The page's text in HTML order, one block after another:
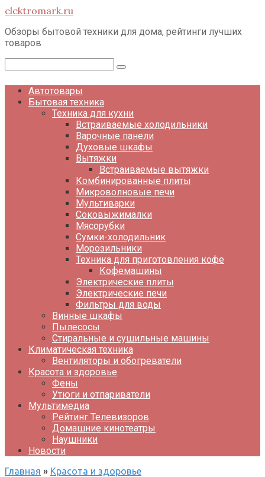
Перейти
контенту
elektromark.ru
Обзоры бытовой техники для дома, рейтинги лучших
товаров
Автотовары
Бытовая техника
Техника для кухни
Встраиваемые холодильники
Варочные панели
Духовые шкафы
Вытяжки
Встраиваемые вытяжки
Комбинированные плиты
Микроволновые печи
Мультиварки
Соковыжималки
Мясорубки
Сумки-холодильник
Морозильники
Техника для приготовления кофе
Кофемашины
Электрические плиты
Электрические печи
Фильтры для воды
Винные шкафы
Пылесосы
Стиральные и сушильные машины
Климатическая техника
Вентиляторы и обогреватели
Красота и здоровье
Фены
Утюги и отпариватели
Мультимедиа
Рейтинг Телевизоров
Домашние кинотеатры
Наушники
Новости
Главная » Красота и здоровье